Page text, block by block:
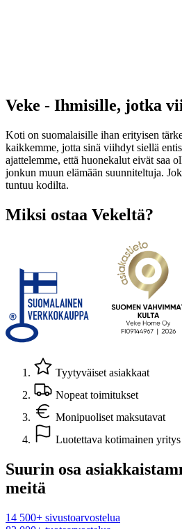
Veke - Ihmisille, jotka
Koti on suomalaisille ihan erityisen
kaikkemme, jotta sinä viihdyt siellä
ajattelemme, että huonekalut eivät saa
jonkun muun elämään suunniteltuja.
tuntuu kodilta.
Miksi ostaa Vekeltä?
Tyytyväiset asiakkaat
Nopeat toimitukset
Monipuoliset maksutavat
Luotettava kotimainen yritys
Suurin osa
meitä
14 500+ sivustoarvostelua